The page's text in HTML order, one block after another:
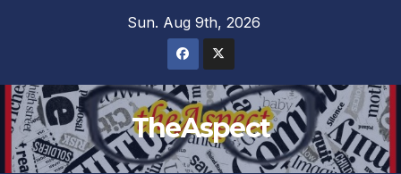
Sun. Aug 9th, 2026
TheAspect